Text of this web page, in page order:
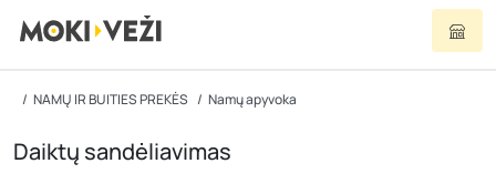
NAMŲ IR BUITIES PREKĖS Namų apyvoka
Daiktų sandėliavimas